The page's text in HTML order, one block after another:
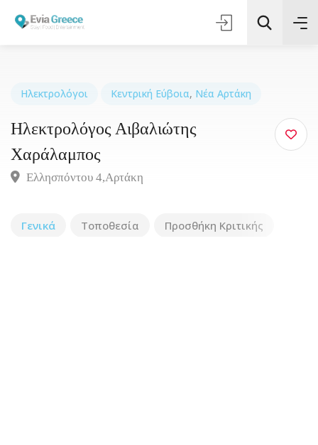
Τοποθεσία
Όλες οι Κατηγορίες
Ηλεκτρολόγοι Κεντρική Εύβοια, Νέα Αρτάκη
Ηλεκτρολόγος Αιβαλιώτης
Χαράλαμπος
Ελλησπόντου 4,Αρτάκη
Γενικά Τοποθεσία Προσθήκη Κριτικής